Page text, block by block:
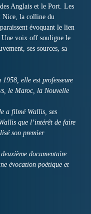
Anglais et le Port. Les
Nice, la colline du
évoquant le lien
Une voix off souligne le
ses sources, sa
elle est professeure
le Maroc, la Nouvelle
a filmé Wallis, ses
que l’intérêt de faire
son premier
documentaire
évocation poétique et